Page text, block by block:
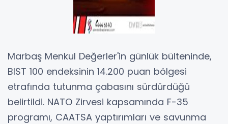
Marbaş Menkul Değerler'in günlük bülteninde,
BIST 100 endeksinin 14.200 puan bölgesi
etrafında tutunma çabasını sürdürdüğü
belirtildi. NATO Zirvesi kapsamında F-35
programı, CAATSA yaptırımları ve savunma